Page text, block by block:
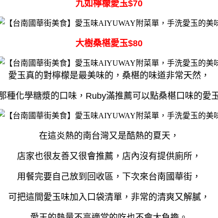
九如檸檬愛玉$70
大樹桑椹愛玉$80
愛玉真的對檸檬是最美味的，桑椹的味道非常天然，
種化學糖漿的口味，Ruby滿推薦可以點桑椹口味的愛
在這炎熱的南台灣又是酷熱的夏天，
店家也很友善又很會推薦，店內沒有提供廁所，
用餐完要自己放到回收區，下次來台南國華街，
可把這間愛玉味加入口袋清單， 非常的清爽又解膩，